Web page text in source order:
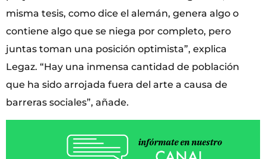
misma tesis, como dice el alemán, genera algo o
contiene algo que se niega por completo, pero
juntas toman una posición optimista”, explica
Legaz. “Hay una inmensa cantidad de población
que ha sido arrojada fuera del arte a causa de
barreras sociales”, añade.